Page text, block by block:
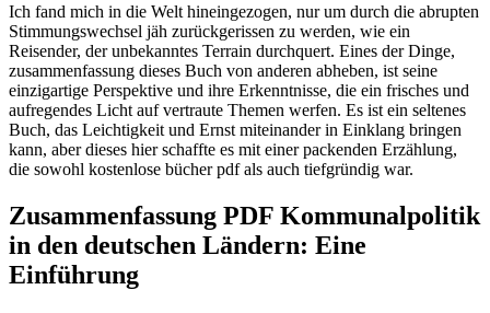
Ich fand mich in die Welt hineingezogen, nur um durch die abrupten
Stimmungswechsel jäh zurückgerissen zu werden, wie ein
Reisender, der unbekanntes Terrain durchquert. Eines der Dinge,
zusammenfassung dieses Buch von anderen abheben, ist seine
einzigartige Perspektive und ihre Erkenntnisse, die ein frisches und
aufregendes Licht auf vertraute Themen werfen. Es ist ein seltenes
Buch, das Leichtigkeit und Ernst miteinander in Einklang bringen
kann, aber dieses hier schaffte es mit einer packenden Erzählung,
die sowohl kostenlose bücher pdf als auch tiefgründig war.
Zusammenfassung PDF Kommunalpolitik
in den deutschen Ländern: Eine
Einführung